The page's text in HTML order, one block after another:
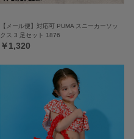
【メール便】対応可 PUMA スニーカーソッ
クス 3 足セット 1876
￥1,320